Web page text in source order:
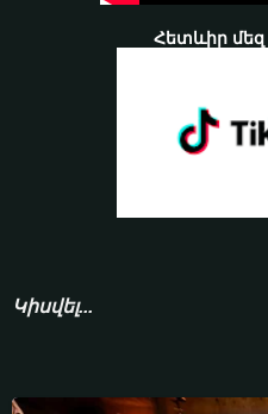
Հետևիր մեզ
Կիսվել...